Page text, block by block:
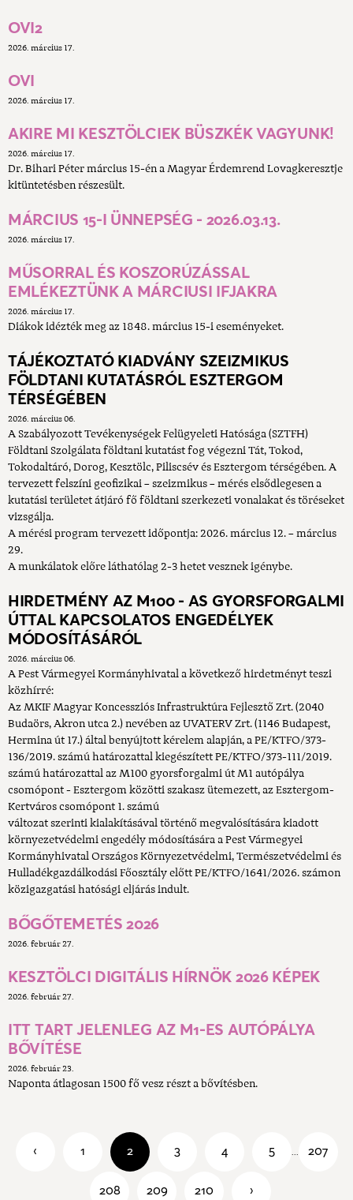
OVI2
2026. március 17.
OVI
2026. március 17.
AKIRE MI KESZTÖLCIEK BÜSZKÉK VAGYUNK!
2026. március 17.
Dr. Bihari Péter március 15-én a Magyar Érdemrend Lovagkeresztje
kitüntetésben részesült.
MÁRCIUS 15-I ÜNNEPSÉG - 2026.03.13.
2026. március 17.
MŰSORRAL ÉS KOSZORÚZÁSSAL
EMLÉKEZTÜNK A MÁRCIUSI IFJAKRA
2026. március 17.
Diákok idézték meg az 1848. március 15-i eseményeket.
TÁJÉKOZTATÓ KIADVÁNY SZEIZMIKUS
FÖLDTANI KUTATÁSRÓL ESZTERGOM
TÉRSÉGÉBEN
2026. március 06.
A Szabályozott Tevékenységek Felügyeleti Hatósága (SZTFH)
Földtani Szolgálata földtani kutatást fog végezni Tát, Tokod,
Tokodaltáró, Dorog, Kesztölc, Piliscsév és Esztergom térségében. A
tervezett felszíni geofizikai – szeizmikus – mérés elsődlegesen a
kutatási területet átjáró fő földtani szerkezeti vonalakat és töréseket
vizsgálja.
A mérési program tervezett időpontja: 2026. március 12. – március
29.
A munkálatok előre láthatólag 2-3 hetet vesznek igénybe.
HIRDETMÉNY AZ M100 - AS GYORSFORGALMI
ÚTTAL KAPCSOLATOS ENGEDÉLYEK
MÓDOSÍTÁSÁRÓL
2026. március 06.
A Pest Vármegyei Kormányhivatal a következő hirdetményt teszi
közhírré:
Az MKIF Magyar Koncessziós Infrastruktúra Fejlesztő Zrt. (2040
Budaörs, Akron utca 2.) nevében az UVATERV Zrt. (1146 Budapest,
Hermina út 17.) által benyújtott kérelem alapján, a PE/KTFO/373-
136/2019. számú határozattal kiegészített PE/KTFO/373-111/2019.
számú határozattal az M100 gyorsforgalmi út M1 autópálya
csomópont - Esztergom közötti szakasz ütemezett, az Esztergom-
Kertváros csomópont 1. számú
változat szerinti kialakításával történő megvalósítására kiadott
környezetvédelmi engedély módosítására a Pest Vármegyei
Kormányhivatal Országos Környezetvédelmi, Természetvédelmi és
Hulladékgazdálkodási Főosztály előtt PE/KTFO/1641/2026. számon
közigazgatási hatósági eljárás indult.
BŐGŐTEMETÉS 2026
2026. február 27.
KESZTÖLCI DIGITÁLIS HÍRNÖK 2026 KÉPEK
2026. február 27.
ITT TART JELENLEG AZ M1-ES AUTÓPÁLYA
BŐVÍTÉSE
2026. február 23.
Naponta átlagosan 1500 fő vesz részt a bővítésben.
‹ 1 2 3 4 5 ... 207
208 209 210 ›